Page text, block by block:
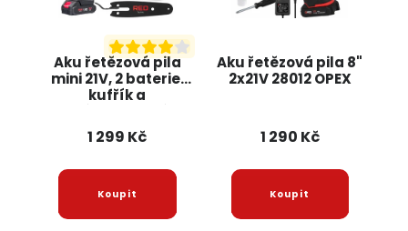
Aku řetězová pila
mini 21V, 2 baterie,
kufřík a
RTMPA0064 RED
TECHNIC
1 299 Kč
Aku řetězová pila 8"
2x21V 28012 OPEX
1 290 Kč